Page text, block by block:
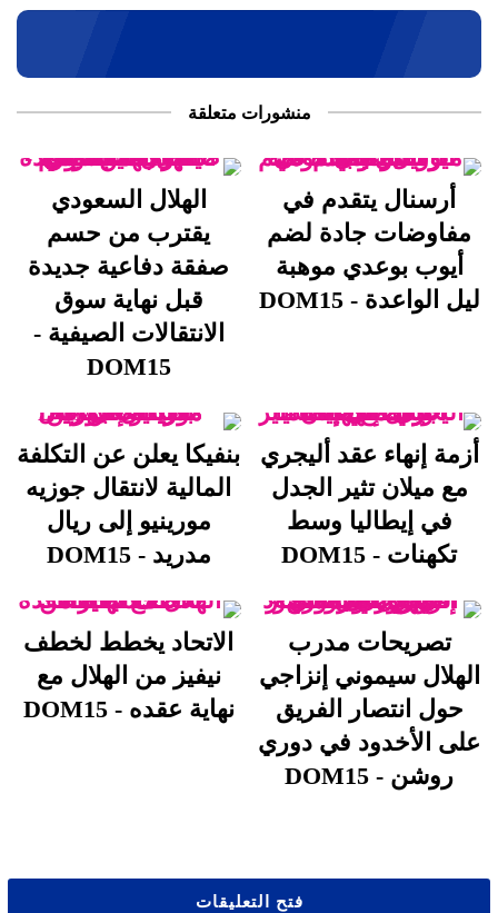
منشورات متعلقة
أرسنال يتقدم في
مفاوضات جادة لضم
أيوب بوعدي موهبة
ليل الواعدة - DOM15
الهلال السعودي
يقترب من حسم
صفقة دفاعية جديدة
قبل نهاية سوق
الانتقالات الصيفية -
DOM15
أزمة إنهاء عقد أليجري
مع ميلان تثير الجدل
في إيطاليا وسط
تكهنات - DOM15
بنفيكا يعلن عن التكلفة
المالية لانتقال جوزيه
مورينيو إلى ريال
مدريد - DOM15
تصريحات مدرب
الهلال سيموني إنزاجي
حول انتصار الفريق
على الأخدود في دوري
روشن - DOM15
الاتحاد يخطط لخطف
نيفيز من الهلال مع
نهاية عقده - DOM15
فتح التعليقات